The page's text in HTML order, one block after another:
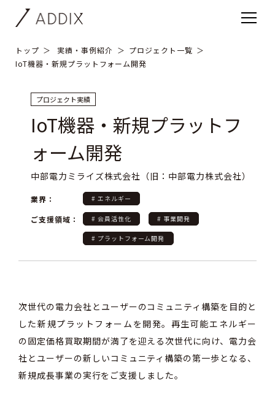
トップ 実績・事例紹介
プロジェクト一覧
IoT機器・新規プラットフォーム開発
プロジェクト実績
IoT機器・新規プラットフ
ォーム開発
中部電力ミライズ株式会社（旧：中部電力株式会社）
業界： # エネルギー
ご支援領域： # 会員活性化 # 事業開発
# プラットフォーム開発
次世代の電力会社とユーザーのコミュニティ構築を目的と
した新規プラットフォームを開発。再生可能エネルギー
の固定価格買取期間が満了を迎える次世代に向け、電力会
社とユーザーの新しいコミュニティ構築の第一歩となる、
新規成長事業の実行をご支援しました。